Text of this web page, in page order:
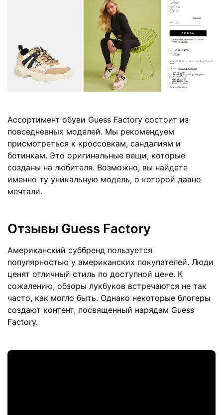
Ассортимент обуви Guess Factory состоит из
повседневных моделей. Мы рекомендуем
присмотреться к кроссовкам, сандалиям и
ботинкам. Это оригинальные вещи, которые
созданы на любителя. Возможно, вы найдете
именно ту уникальную модель, о которой давно
мечтали.
Отзывы Guess Factory
Американский суббренд пользуется
популярностью у американских покупателей. Люди
ценят отличный стиль по доступной цене. К
сожалению, обзоры лукбуков встречаются не так
часто, как могло быть. Однако некоторые блогеры
создают контент, посвященный нарядам Guess
Factory.